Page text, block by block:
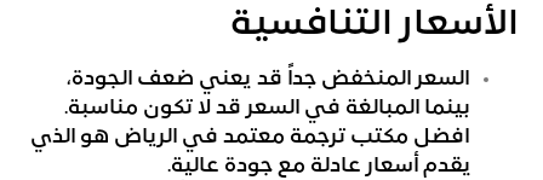
الأسعار التنافسية
السعر المنخفض جداً قد يعني ضعف الجودة،
بينما المبالغة في السعر قد لا تكون مناسبة.
افضل مكتب ترجمة معتمد في الرياض هو الذي
يقدم أسعار عادلة مع جودة عالية.